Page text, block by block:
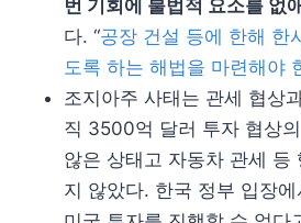
번 기회에 불법적 요소를 없
다. “공장 건설 등에 한해 한
도록 하는 해법을 마련해야
조지아주 사태는 관세 협상
직 3500억 달러 투자 협상
않은 상태고 자동차 관세 등
지 않았다. 한국 정부 입장